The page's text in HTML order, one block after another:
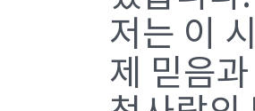
저는 이
제 믿음